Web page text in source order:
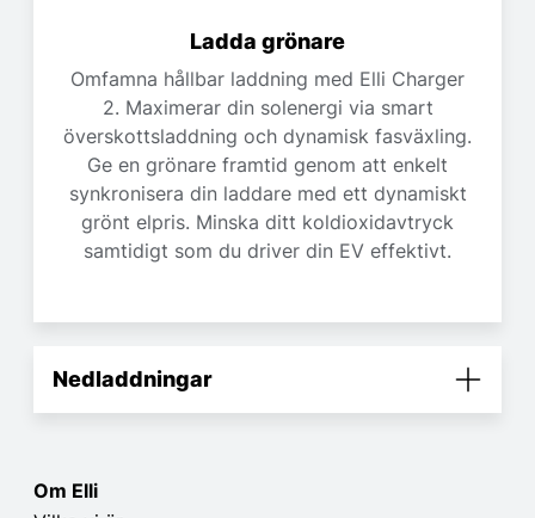
Ladda grönare
Omfamna hållbar laddning med Elli Charger
2. Maximerar din solenergi via smart
överskottsladdning och dynamisk fasväxling.
Ge en grönare framtid genom att enkelt
synkronisera din laddare med ett dynamiskt
grönt elpris. Minska ditt koldioxidavtryck
samtidigt som du driver din EV effektivt.
Nedladdningar
Om Elli